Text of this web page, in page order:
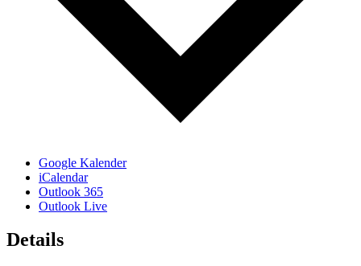
Google Kalender
iCalendar
Outlook 365
Outlook Live
Details